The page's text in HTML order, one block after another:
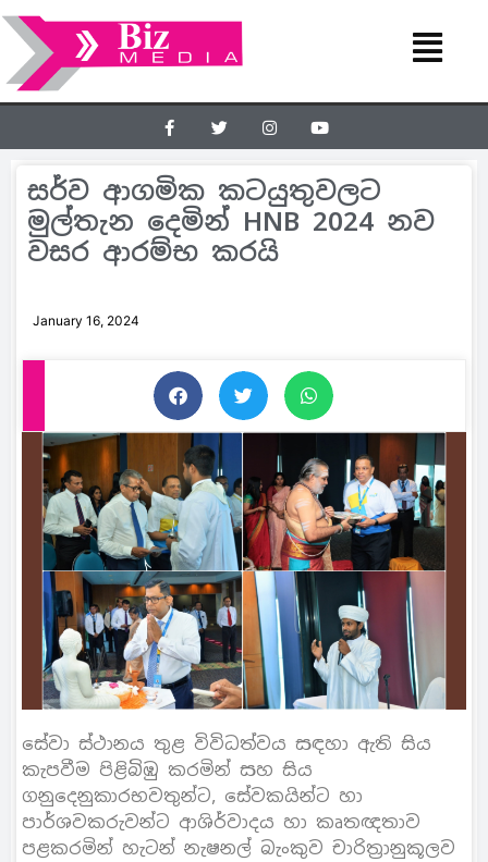
සර්ව ආගමික කටයුතුවලට
මුල්තැන දෙමින් HNB 2024 නව
වසර ආරම්භ කරයි
January 16, 2024
සේවා ස්ථානය තුළ විවිධත්වය සඳහා ඇති සිය
කැපවීම පිළිබිඹු කරමින් සහ සිය
ගනුදෙනුකාරභවතුන්ට, සේවකයින්ට හා
පාර්ශවකරුවන්ට ආශිර්වාදය හා කෘතඥතාව
පළකරමින් හැටන් නැෂනල් බැංකුව චාරිත‍්‍රානුකූලව